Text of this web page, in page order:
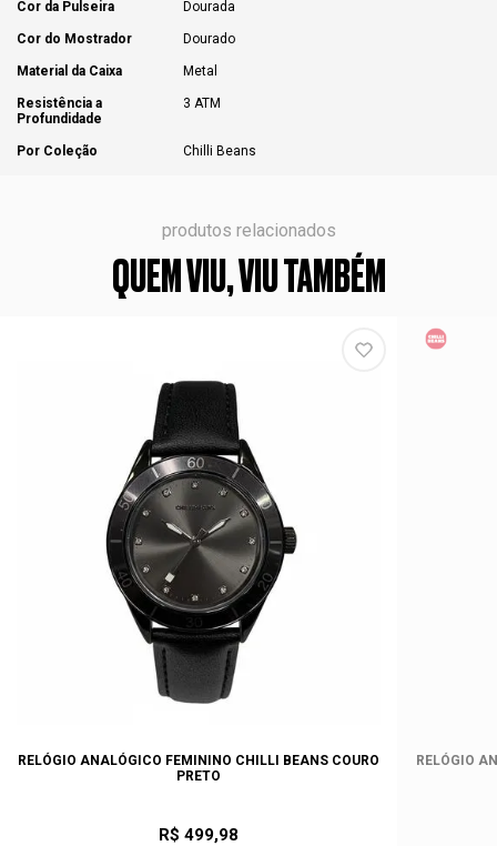
Cor da Pulseira Dourada
Cor do Mostrador Dourado
Material da Caixa Metal
Resistência a
Profundidade
3 ATM
Por Coleção Chilli Beans
produtos relacionados
QUEM VIU, VIU TAMBÉM
RELÓGIO ANALÓGICO FEMININO CHILLI BEANS COURO
PRETO
R$ 499,98
RELÓGIO